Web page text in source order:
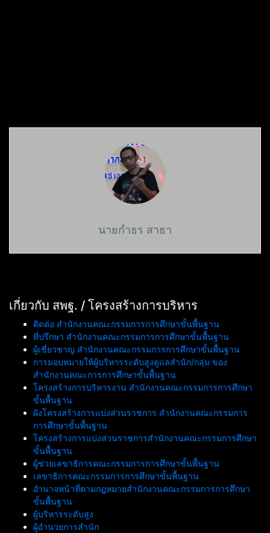
นายกำธร สาธา
เกี่ยวกับ สพฐ. / โครงสร้างการบริหาร
ติดต่อ สำนักงานคณะกรรมการการศึกษาขั้นพื้นฐาน
ที่ปรึกษา สำนักงานคณะกรรมการการศึกษาขั้นพื้นฐาน
ผู้เชี่ยวชาญ สำนักงานคณะกรรมการการศึกษาขั้นพื้นฐาน
การมอบหมายให้ผู้บริหารระดับสูงดูแลสำนัก/กลุ่ม ของ
สำนักงานคณะการการศึกษาขั้นพื้นฐาน
โครงสร้างการบริหารงาน สำนักงานคณะกรรมการการศึกษา
ขั้นพื้นฐาน
ผังโครงสร้างการแบ่งส่วนราชการ สำนักงานคณะกรรมการ
การศึกษาขั้นพื้นฐาน
โครงสร้างการแบ่งส่วนราชการสำนักงานคณะกรรมการศึกษา
ขั้นพื้นฐาน
ผู้ช่วยเลขาธิการคณะกรรมการการศึกษาขั้นพื้นฐาน
เลขาธิการคณะกรรมการการศึกษาขั้นพื้นฐาน
อำนาจหน้าที่ตามกฎหมายสำนักงานคณะกรรมการการศึกษา
ขั้นพื้นฐาน
ผู้บริหารระดับสูง
ผู้อำนวยการสำนัก